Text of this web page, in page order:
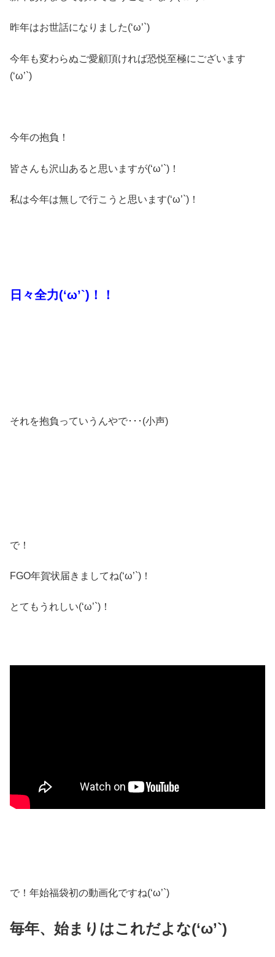
昨年はお世話になりました(‘ω’`)
今年も変わらぬご愛顧頂ければ恐悦至極にございます
(‘ω’`)
今年の抱負！
皆さんも沢山あると思いますが(‘ω’`)！
私は今年は無しで行こうと思います(‘ω’`)！
日々全力(‘ω’`)！！
それを抱負っていうんやで･･･(小声)
で！
FGO年賀状届きましてね(‘ω’`)！
とてもうれしい(‘ω’`)！
で！年始福袋初の動画化ですね(‘ω’`)
毎年、始まりはこれだよな(‘ω’`)